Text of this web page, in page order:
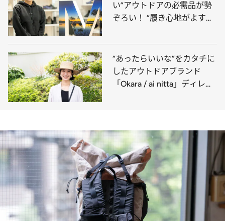
い”アウトドアの必需品が勢
ぞろい！ “履き心地がよすぎ
ド・メレルのスタッフの愛用
品は？
“あったらいいな”をカタチに
したアウトドアブランド
「Okara / ai nitta」ディレク